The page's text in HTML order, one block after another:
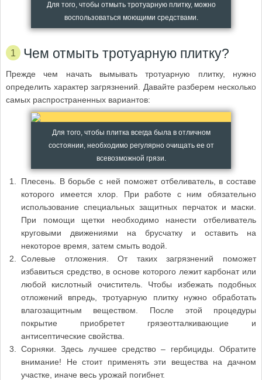
Для того, чтобы отмыть тротуарную плитку, можно
воспользоваться моющими средствами.
Чем отмыть тротуарную плитку?
Прежде чем начать вымывать тротуарную плитку, нужно
определить характер загрязнений. Давайте разберем несколько
самых распространенных вариантов:
Для того, чтобы плитка всегда была в отличном
состоянии, необходимо регулярно очищать ее от
всевозможной грязи.
Плесень. В борьбе с ней поможет отбеливатель, в составе
которого имеется хлор. При работе с ним обязательно
использование специальных защитных перчаток и маски.
При помощи щетки необходимо нанести отбеливатель
круговыми движениями на брусчатку и оставить на
некоторое время, затем смыть водой.
Солевые отложения. От таких загрязнений поможет
избавиться средство, в основе которого лежит карбонат или
любой кислотный очиститель. Чтобы избежать подобных
отложений впредь, тротуарную плитку нужно обработать
влагозащитным веществом. После этой процедуры
покрытие приобретет грязеотталкивающие и
антисептические свойства.
Сорняки. Здесь лучшее средство – гербициды. Обратите
внимание! Не стоит применять эти вещества на дачном
участке, иначе весь урожай погибнет.